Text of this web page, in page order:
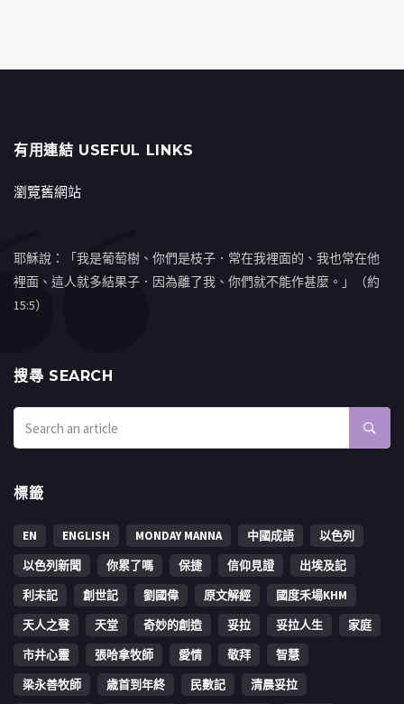
有用連結 USEFUL LINKS
瀏覽舊網站
耶穌說：「我是葡萄樹、你們是枝子．常在我裡面的、我也常在他
裡面、這人就多結果子．因為離了我、你們就不能作甚麼。」（約
15:5）
搜㝷 SEARCH
標籤
EN ENGLISH MONDAY MANNA 中國成語
以色列
以色列新聞
你累了嗎 保捷 信仰見證
出埃及記
利未記
創世記 劉國偉 原文解經
國度禾場KHM
天人之聲
天堂 奇妙的創造 妥拉 妥拉人生
家庭
市井心靈
張哈拿牧師 愛情 敬拜
智慧
梁永善牧師
歳首到年終 民數記
清晨妥拉